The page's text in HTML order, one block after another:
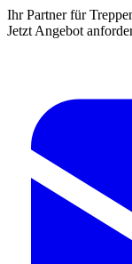
Ihr Partner für
Jetzt Angebot